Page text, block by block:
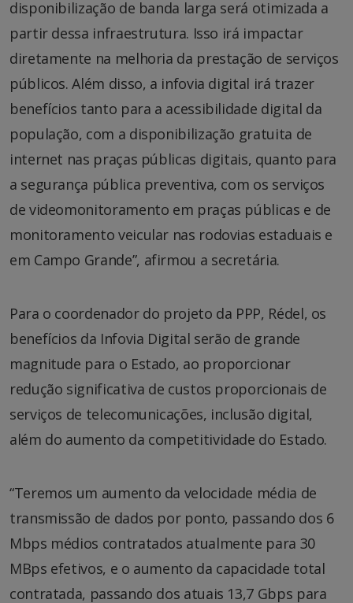
disponibilização de banda larga será otimizada a
partir dessa infraestrutura. Isso irá impactar
diretamente na melhoria da prestação de serviços
públicos. Além disso, a infovia digital irá trazer
benefícios tanto para a acessibilidade digital da
população, com a disponibilização gratuita de
internet nas praças públicas digitais, quanto para
a segurança pública preventiva, com os serviços
de videomonitoramento em praças públicas e de
monitoramento veicular nas rodovias estaduais e
em Campo Grande”, afirmou a secretária.
Para o coordenador do projeto da PPP, Rédel, os
benefícios da Infovia Digital serão de grande
magnitude para o Estado, ao proporcionar
redução significativa de custos proporcionais de
serviços de telecomunicações, inclusão digital,
além do aumento da competitividade do Estado.
“Teremos um aumento da velocidade média de
transmissão de dados por ponto, passando dos 6
Mbps médios contratados atualmente para 30
MBps efetivos, e o aumento da capacidade total
contratada, passando dos atuais 13,7 Gbps para